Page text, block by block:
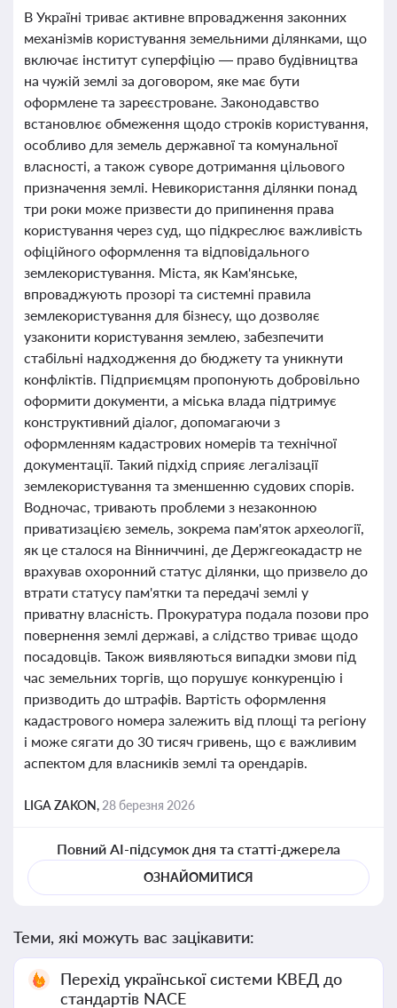
В Україні триває активне впровадження законних
механізмів користування земельними ділянками, що
включає інститут суперфіцію — право будівництва
на чужій землі за договором, яке має бути
оформлене та зареєстроване. Законодавство
встановлює обмеження щодо строків користування,
особливо для земель державної та комунальної
власності, а також суворе дотримання цільового
призначення землі. Невикористання ділянки понад
три роки може призвести до припинення права
користування через суд, що підкреслює важливість
офіційного оформлення та відповідального
землекористування. Міста, як Кам'янське,
впроваджують прозорі та системні правила
землекористування для бізнесу, що дозволяє
узаконити користування землею, забезпечити
стабільні надходження до бюджету та уникнути
конфліктів. Підприємцям пропонують добровільно
оформити документи, а міська влада підтримує
конструктивний діалог, допомагаючи з
оформленням кадастрових номерів та технічної
документації. Такий підхід сприяє легалізації
землекористування та зменшенню судових спорів.
Водночас, тривають проблеми з незаконною
приватизацією земель, зокрема пам'яток археології,
як це сталося на Вінниччині, де Держгеокадастр не
врахував охоронний статус ділянки, що призвело до
втрати статусу пам'ятки та передачі землі у
приватну власність. Прокуратура подала позови про
повернення землі державі, а слідство триває щодо
посадовців. Також виявляються випадки змови під
час земельних торгів, що порушує конкуренцію і
призводить до штрафів. Вартість оформлення
кадастрового номера залежить від площі та регіону
і може сягати до 30 тисяч гривень, що є важливим
аспектом для власників землі та орендарів.
LIGA ZAKON, 28 березня 2026
Повний AI-підсумок дня та статті-джерела
ОЗНАЙОМИТИСЯ
Теми, які можуть вас зацікавити:
Перехід української системи КВЕД до
стандартів NACE